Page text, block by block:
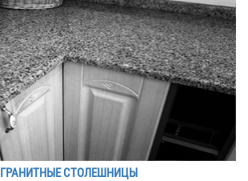
ГРАНИТНЫЕ СТОЛЕШНИЦЫ